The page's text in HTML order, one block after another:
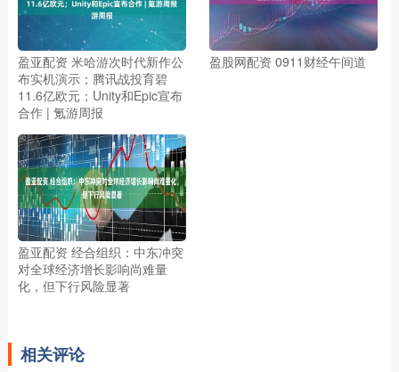
盈亚配资 米哈游次时代新作公
布实机演示；腾讯战投育碧
11.6亿欧元；Unity和Epic宣布
合作 | 氪游周报
盈股网配资 0911财经午间道
盈亚配资 经合组织：中东冲突
对全球经济增长影响尚难量
化，但下行风险显著
相关评论